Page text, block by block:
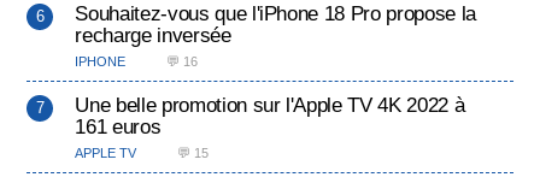
Souhaitez-vous que l'iPhone 18 Pro propose la
recharge inversée
IPHONE 💬 16
Une belle promotion sur l'Apple TV 4K 2022 à
161 euros
APPLE TV 💬 15